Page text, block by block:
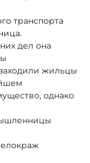
транспорта
дел она
жильцы
однако